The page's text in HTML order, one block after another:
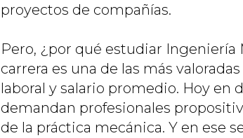
proyectos de compañías.
Pero, ¿por qué estudiar Ingeniería
carrera es una de las más
laboral y salario promedio. Hoy en
demandan profesionales
de la práctica mecánica. Y en ese